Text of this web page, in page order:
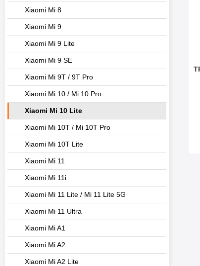
Xiaomi Mi 8
Xiaomi Mi 9
Xiaomi Mi 9 Lite
Xiaomi Mi 9 SE
Xiaomi Mi 9T / 9T Pro
Xiaomi Mi 10 / Mi 10 Pro
Xiaomi Mi 10 Lite
Xiaomi Mi 10T / Mi 10T Pro
Xiaomi Mi 10T Lite
Xiaomi Mi 11
Xiaomi Mi 11i
Xiaomi Mi 11 Lite / Mi 11 Lite 5G
Xiaomi Mi 11 Ultra
Xiaomi Mi A1
Xiaomi Mi A2
Xiaomi Mi A2 Lite